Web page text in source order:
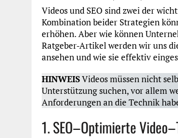
Videos und SEO sind zwei der
Kombination beider Strategien
erhöhen. Aber wie können
Ratgeber-Artikel werden wir uns
ansehen und wie sie effektiv
HINWEISVideos müssen nicht
Unterstützung suchen, vor allem
Anforderungen an die Technik
1.SEO–OptimierteVideo–